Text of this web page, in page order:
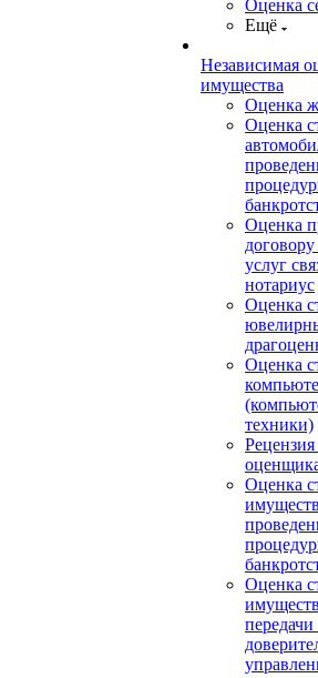
Оценка
Ещё
Независимая
имущества
Оценка
Оценка
Оценка
услуг
нотариус
Оценка
Оценка
техники)
Рецензия
Оценка
Оценка
передачи